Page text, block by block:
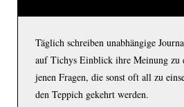
Täglich schreiben unabhängige
auf Tichys Einblick ihre Meinung zu
jenen Fragen, die sonst oft all zu
den Teppich gekehrt werden.